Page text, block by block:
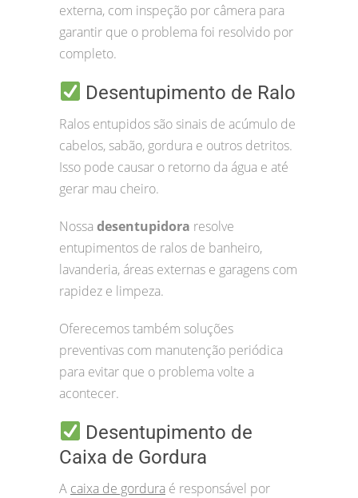
externa, com inspeção por câmera para
garantir que o problema foi resolvido por
completo.
Desentupimento de Ralo
Ralos entupidos são sinais de acúmulo de
cabelos, sabão, gordura e outros detritos.
Isso pode causar o retorno da água e até
gerar mau cheiro.
Nossa desentupidora resolve
entupimentos de ralos de banheiro,
lavanderia, áreas externas e garagens com
rapidez e limpeza.
Oferecemos também soluções
preventivas com manutenção periódica
para evitar que o problema volte a
acontecer.
Desentupimento de
Caixa de Gordura
A caixa de gordura é responsável por